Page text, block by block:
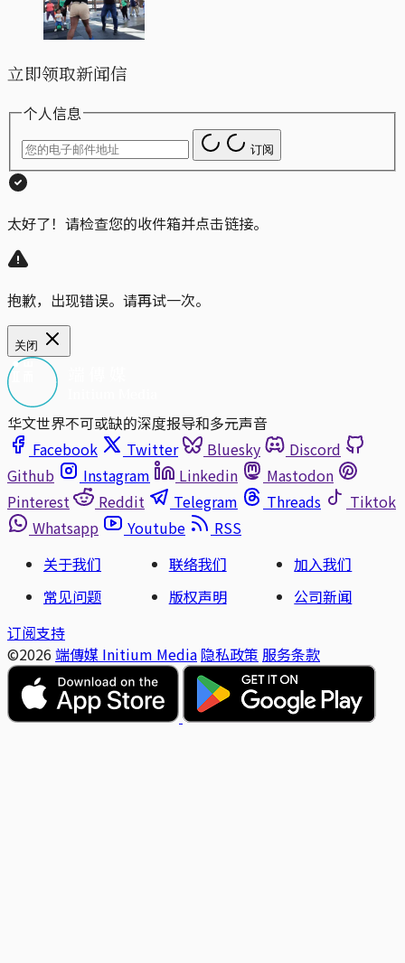
立即领取新闻信
个人信息
订阅
太好了！请检查您的收件箱并点击链接。
抱歉，出现错误。请再试一次。
关闭
华文世界不可或缺的深度报导和多元声音
Facebook
Twitter Bluesky
Discord
Github
Instagram Linkedin
Mastodon
Pinterest
Reddit Telegram Threads
Tiktok
Whatsapp
Youtube
RSS
关于我们
联络我们
加入我们
常见问题
版权声明
公司新闻
订阅支持
©2026 端傳媒 Initium Media 隐私政策 服务条款